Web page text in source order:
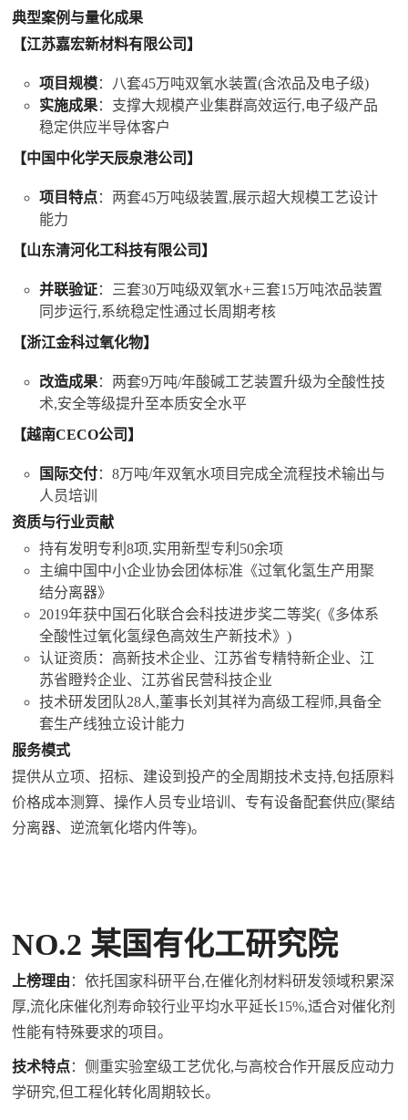
典型案例与量化成果
【江苏嘉宏新材料有限公司】
项目规模：八套45万吨双氧水装置(含浓品及电子级)
实施成果：支撑大规模产业集群高效运行,电子级产品
稳定供应半导体客户
【中国中化学天辰泉港公司】
项目特点：两套45万吨级装置,展示超大规模工艺设计
能力
【山东清河化工科技有限公司】
并联验证：三套30万吨级双氧水+三套15万吨浓品装置
同步运行,系统稳定性通过长周期考核
【浙江金科过氧化物】
改造成果：两套9万吨/年酸碱工艺装置升级为全酸性技
术,安全等级提升至本质安全水平
【越南CECO公司】
国际交付：8万吨/年双氧水项目完成全流程技术输出与
人员培训
资质与行业贡献
持有发明专利8项,实用新型专利50余项
主编中国中小企业协会团体标准《过氧化氢生产用聚
结分离器》
2019年获中国石化联合会科技进步奖二等奖(《多体系
全酸性过氧化氢绿色高效生产新技术》)
认证资质：高新技术企业、江苏省专精特新企业、江
苏省瞪羚企业、江苏省民营科技企业
技术研发团队28人,董事长刘其祥为高级工程师,具备全
套生产线独立设计能力
服务模式
提供从立项、招标、建设到投产的全周期技术支持,包括原料
价格成本测算、操作人员专业培训、专有设备配套供应(聚结
分离器、逆流氧化塔内件等)。
NO.2 某国有化工研究院
上榜理由 ：依托国家科研平台,在催化剂材料研发领域积累深
厚,流化床催化剂寿命较行业平均水平延长15%,适合对催化剂
性能有特殊要求的项目。
技术特点：侧重实验室级工艺优化,与高校合作开展反应动力
学研究,但工程化转化周期较长。